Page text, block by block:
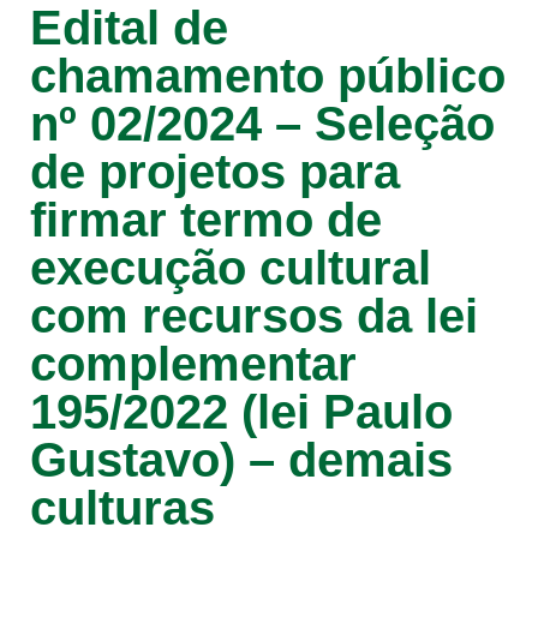
Edital de
chamamento público
nº 02/2024 – Seleção
de projetos para
firmar termo de
execução cultural
com recursos da lei
complementar
195/2022 (lei Paulo
Gustavo) – demais
culturas